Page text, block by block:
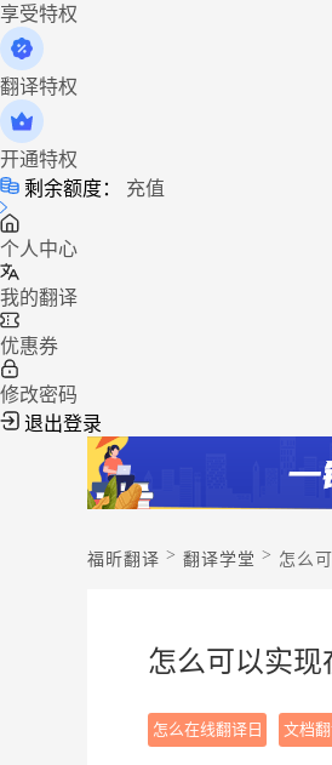
享受特权
翻译特权
开通特权
剩余额度：
充值
个人中心
我的翻译
优惠券
修改密码
退出登录
福昕翻译 > 翻译学堂 > 怎么
怎么可以实现
怎么在线翻译日
文档